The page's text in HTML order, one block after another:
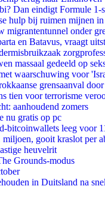
Dan eindigt Formule 1-
hulp bij ruimen mijnen
onder
en Batavus, vraagt
massaal gedeeld op
waarschuwing voor
grensaanval
tien voor terrorisme
aanhoudend zomers
nu gratis op pc
bitcoinwallets leeg voor
gooit kraslot per
heuvelrit
Grounds-modus
in Duitsland na